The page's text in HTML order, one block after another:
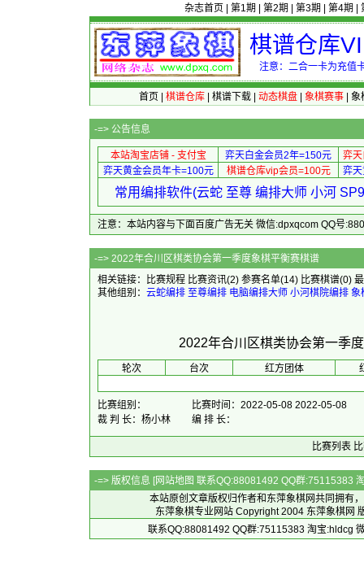
杂志首页 第1期 第2期 第3期 第4期
棋谱仓库
注意：二合一卡为充值
首页 棋谱仓库| 棋谱下载| 动态棋盘| 象棋赛事| 象
-=> 公告信息
本站淘宝店铺 - 支付宝 弈天白金会员2年=150元
弈
弈天黄金会员年卡=100元
棋谱仓库vip会员=100元 弈
常用编排软件(云蛇 至尊 编排大师 小河
注意：本站内容与下面百度广告无关 微信:dpxqcom QQ号
-=> 2022年合川区棋类协会
相关链接：
比赛规程 比赛资讯(2) 参赛名单(14) 比赛棋谱(0)
其他组别： 云蛇编排 至尊编排 电脑编排大师 小河棋院编排 象
2022年合川区棋类协会第一季
轮次 台次 红方团体
比赛组别：
比赛时间：2022-05-08 2022-05-08
裁 判 长：杨小林
编 排 长：
比赛列表
-=> 版权信息 [网站地图 联系QQ:88081492 QQ群:75115383
本站原创文章版权归作者和 东萍象棋网共同拥有
东萍象棋专业网站 Copyright 2004 东萍象棋网
联系QQ:88081492 QQ群:75115383 淘宝:hldcg